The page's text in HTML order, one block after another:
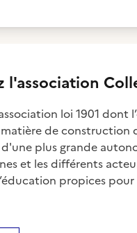
l'association
loi 1901 dont
de construction
plus grande
et les différents
propices